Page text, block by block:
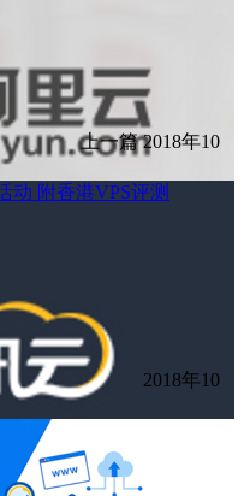
上一篇 2018年10
动 附香港VPS评测
2018年10